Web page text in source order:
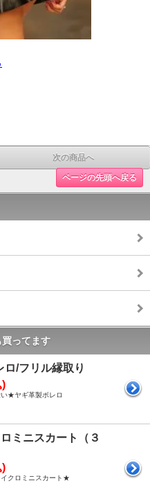
次の商品へ
ページの先頭へ戻る
ってます
ロ/フリル縁取り
)
★ヤギ革製ボレロ
ミニスカート（３
)
クロミニスカート★